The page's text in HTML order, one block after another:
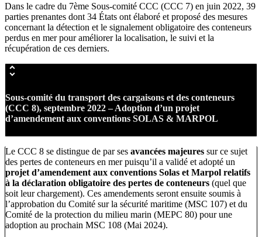
Dans le cadre du 7ème Sous-comité CCC (CCC 7) en juin 2022, 39
parties prenantes dont 34 États ont élaboré et proposé des mesures
concernant la détection et le signalement obligatoire des conteneurs
perdus en mer pour améliorer la localisation, le suivi et la
récupération de ces derniers.
Sous-comité du transport des cargaisons et des conteneurs
(CCC 8), septembre 2022 – Adoption d’un projet
d’amendement aux conventions SOLAS & MARPOL
Le CCC 8 se distingue de par ses avancées majeures sur ce sujet
des pertes de conteneurs en mer puisqu’il a validé et adopté un
projet d’amendement aux conventions Solas et Marpol relatifs
à la déclaration obligatoire des pertes de conteneurs (quel que
soit leur chargement). Ces amendements seront ensuite soumis à
l’approbation du Comité sur la sécurité maritime (MSC 107) et du
Comité de la protection du milieu marin (MEPC 80) pour une
adoption au prochain MSC 108 (Mai 2024).